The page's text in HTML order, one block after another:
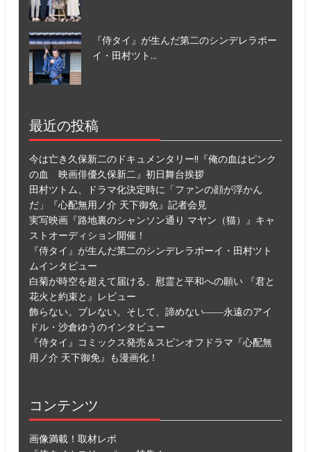
『侍タイ』が生んだ第二のシンデレラボー
イ・田村ツト...
最近の投稿
今は亡き久保新二のドキュメンタリー!!『俺の血はピンク
の血 映画俳優久保新二』初日舞台挨拶
田村ツトム、ドラマ化決定時に「ファンの顔が浮かん
だ」『心配無用ノ介 天下御免』記者会見
実写映画『路地裏のシャンソン通り マヤン（猫）』キャ
ストオーディション開催！
『侍タイ』が生んだ第二のシンデレラボーイ・田村ツト
ムインタビュー
白菊が時空を超えて届ける、慰霊と平和への願い 『君と
花火と約束と』レビュー
飾らない。ブレない。そして、諦めない――永遠のアイ
ドル・沙倉ゆうのインタビュー
『侍タイ』コミックス発売＆スピンオフドラマ『心配無
用ノ介 天下御免』も漫画化！
コンテンツ
画像満載！取材レポ